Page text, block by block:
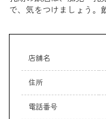
で、気をつけましょう。
店舗名
住所
電話番号